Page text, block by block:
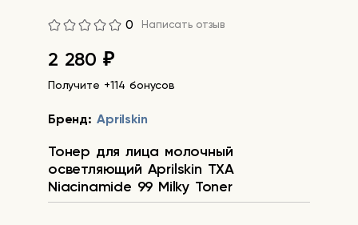
0 Написать отзыв
2 280 ₽
Получите +114 бонусов
Бренд: Aprilskin
Тонер для лица молочный
осветляющий Aprilskin TXA
Niacinamide 99 Milky Toner